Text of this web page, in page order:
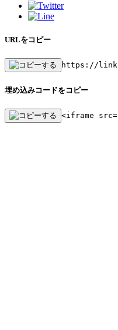
URLをコピー
https://
埋め込みコードをコピー
<iframe